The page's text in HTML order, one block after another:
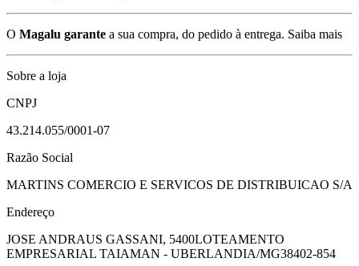
O Magalu garante a sua compra, do pedido à entrega. Saiba mais
Sobre a loja
CNPJ
43.214.055/0001-07
Razão Social
MARTINS COMERCIO E SERVICOS DE DISTRIBUICAO S/A
Endereço
JOSE ANDRAUS GASSANI, 5400LOTEAMENTO
EMPRESARIAL TAIAMAN - UBERLANDIA/MG38402-854